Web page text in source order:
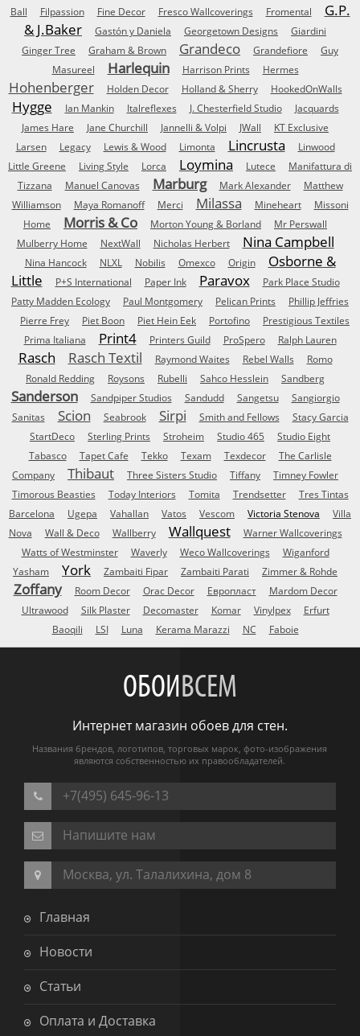
Ball
Filpassion Fine Decor Fresco Wallcoverings Fromental
G.P.
& J.Baker
Gastón y Daniela Georgetown Designs
Giardini
Ginger Tree
Graham & Brown Grandeco Grandefiore
Guy
Masureel
Harlequin Harrison Prints Hermes
Hohenberger Holden Decor Holland & Sherry HookedOnWalls
Hygge Ian Mankin Italreflexes J. Chesterfield Studio
Jacquards
James Hare
Jane Churchill Jannelli & Volpi JWall
KT Exclusive
Larsen
Legacy Lewis & Wood Limonta Lincrusta
Linwood
Little Greene
Living Style Lorca Loymina Lutece
Manifattura di
Tizzana
Manuel Canovas Marburg Mark Alexander
Matthew
Williamson
Maya Romanoff Merci Milassa Mineheart
Missoni
Home
Morris & Co Morton Young & Borland
Mr Perswall
Mulberry Home
NextWall Nicholas Herbert Nina Campbell
Nina Hancock NLXL Nobilis Omexco Origin
Osborne &
Little
P+S International Paper Ink Paravox
Park Place Studio
Patty Madden Ecology
Paul Montgomery Pelican Prints
Phillip Jeffries
Pierre Frey
Piet Boon Piet Hein Eek Portofino
Prestigious Textiles
Prima Italiana
Print4 Printers Guild ProSpero Ralph Lauren
Rasch Rasch Textil Raymond Waites Rebel Walls
Romo
Ronald Redding
Roysons Rubelli Sahco Hesslein Sandberg
Sanderson Sandpiper Studios Sandudd Sangetsu
Sangiorgio
Sanitas
Scion Seabrook Sirpi Smith and Fellows
Stacy Garcia
StartDeco
Sterling Prints Stroheim Studio 465
Studio Eight
Tabasco
Tapet Cafe Tekko Texam Texdecor
The Carlisle
Company
Thibaut Three Sisters Studio Tiffany
Timney Fowler
Timorous Beasties
Today Interiors Tomita Trendsetter
Tres Tintas
Barcelona
Ugepa Vahallan Vatos Vescom Victoria Stenova
Villa
Nova
Wall & Deco Wallberry Wallquest
Warner Wallcoverings
Watts of Westminster
Waverly Weco Wallcoverings
Wiganford
Yasham
York Zambaiti Fipar Zambaiti Parati Zimmer & Rohde
Zoffany Room Decor Orac Decor Европласт
Mardom Decor
Ultrawood
Silk Plaster Decomaster Komar Vinylpex
Erfurt
Baoqili
LSI Luna Kerama Marazzi NC Faboie
ОБОИВСЕМ
Интернет магазин обоев для стен.
Названия брендов, логотипов, торговых марок, фото-изображения
являются собственностью их правообладателей.
+7(495) 645-96-13
Напишите нам
Москва, ул. Талалихина, дом 8
Главная
Новости
Статьи
Оплата и Доставка